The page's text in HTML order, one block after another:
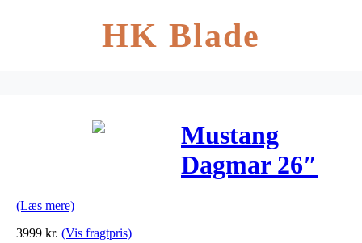
HK Blade
Mustang
Dagmar 26″
(Læs mere)
3999 kr. (Vis fragtpris)